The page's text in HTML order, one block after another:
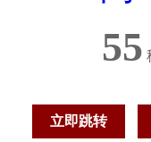
54
立即跳转